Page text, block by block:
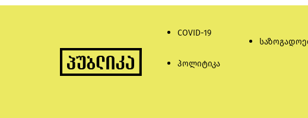
COVID-19
პოლიტიკა